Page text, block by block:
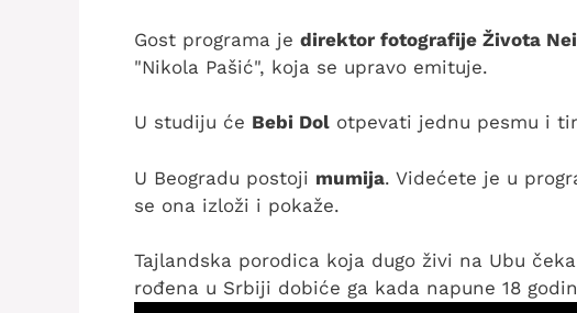
Gost programa je direktor fotografije Života
"Nikola Pašić", koja se upravo emituje.
U studiju će Bebi Dol otpevati jednu pesmu i
U Beogradu postoji mumija. Videćete je u
se ona izloži i pokaže.
Tajlandska porodica koja dugo živi na Ubu
rođena u Srbiji dobiće ga kada napune 18